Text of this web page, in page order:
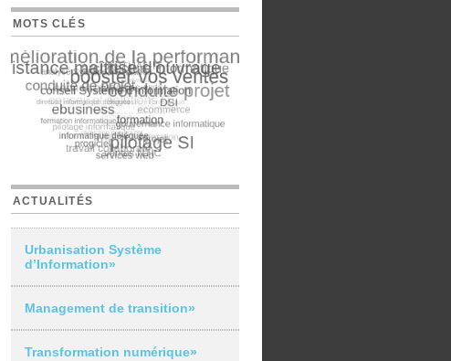
MOTS CLÉS
ACTUALITÉS
Urbanisation Système
d’Information»
Management de transition»
Transformation numérique»